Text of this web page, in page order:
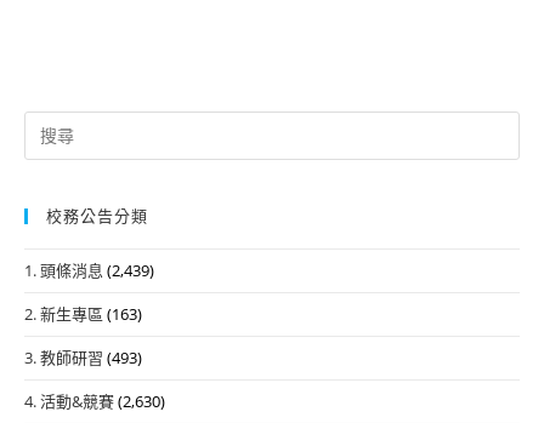
Search
for:
校務公告分類
1. 頭條消息 (2,439)
2. 新生專區 (163)
3. 教師研習 (493)
4. 活動&競賽(2,630)